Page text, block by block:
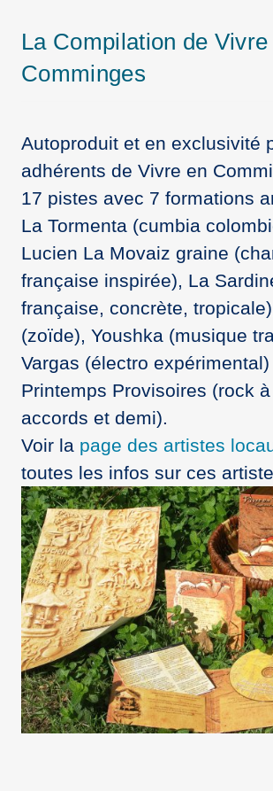
La Compilation de Vivre
Comminges
Autoproduit et en exclusivité
adhérents de Vivre en
17 pistes avec 7 formations
La Tormenta (cumbia
Lucien La Movaiz graine
française inspirée), La
française, concrète,
(zoïde), Youshka (musique
Vargas (électro
Printemps Provisoires (rock
accords et demi).
Voir la page des artistes
toutes les infos sur ces